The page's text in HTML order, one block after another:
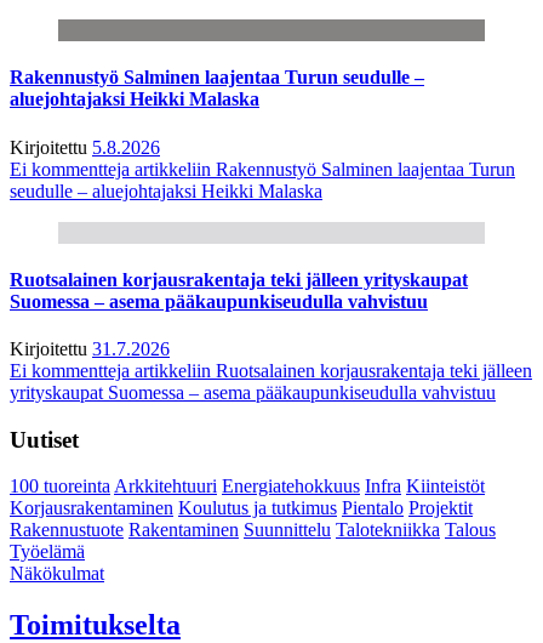
Rakennustyö Salminen laajentaa Turun seudulle –
aluejohtajaksi Heikki Malaska
Kirjoitettu 5.8.2026
Ei kommentteja artikkeliin Rakennustyö Salminen laajentaa Turun
seudulle – aluejohtajaksi Heikki Malaska
Ruotsalainen korjausrakentaja teki jälleen yrityskaupat
Suomessa – asema pääkaupunkiseudulla vahvistuu
Kirjoitettu 31.7.2026
Ei kommentteja artikkeliin Ruotsalainen korjausrakentaja teki jälleen
yrityskaupat Suomessa – asema pääkaupunkiseudulla vahvistuu
Uutiset
100 tuoreintaArkkitehtuuri Energiatehokkuus Infra Kiinteistöt
Korjausrakentaminen Koulutus ja tutkimus Pientalo Projektit
Rakennustuote Rakentaminen Suunnittelu Talotekniikka Talous
Työelämä
Näkökulmat
Toimitukselta